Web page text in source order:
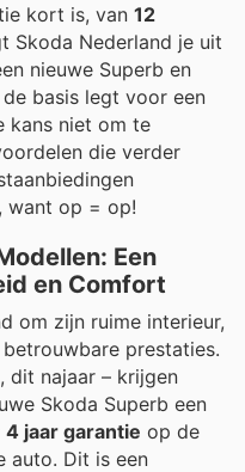
kort is, van 12
Skoda Nederland je uit
nieuwe Superb en
basis legt voor een
kans niet om te
die verder
want op = op!
Een
en Comfort
om zijn ruime interieur,
prestaties.
dit najaar – krijgen
Skoda Superb een
4 jaar garantie op de
auto. Dit is een